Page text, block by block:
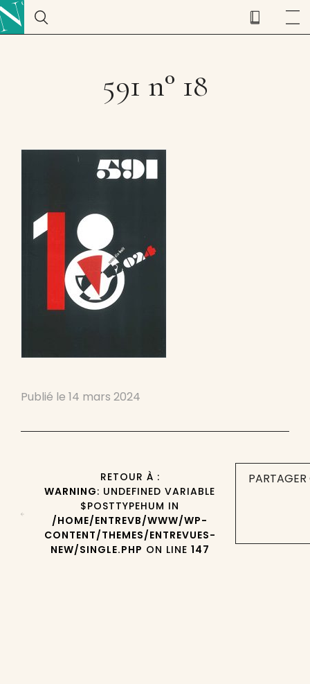
591 n° 18
Publié le 14 mars 2024
RETOUR À :
WARNING: UNDEFINED VARIABLE
$POSTTYPEHUM IN
/HOME/ENTREVB/WWW/WP-
CONTENT/THEMES/ENTREVUES-
NEW/SINGLE.PHP ON LINE 147